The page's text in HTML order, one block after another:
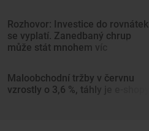
Rozhovor: Investice do rovnátek
se vyplatí. Zanedbaný chrup
může stát mnohem víc
Maloobchodní tržby v červnu
vzrostly o 3,6 %, táhly je e-shopy